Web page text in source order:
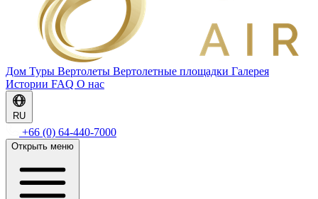
Дом Туры Вертолеты Вертолетные площадки Галерея
Истории FAQ О нас
RU
+66 (0) 64-440-7000
Открыть меню